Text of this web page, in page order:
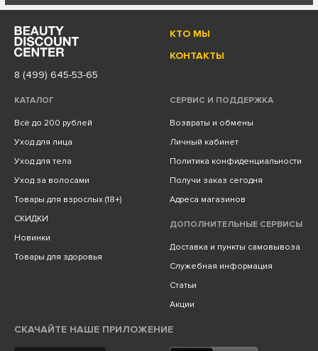
КТО МЫ
КОНТАКТЫ
8 (499) 645-53-65
КАТАЛОГ
Всё до 200 рублей
Уход для лица
Уход для тела
Уход за волосами
Товары для взрослых (18+)
СКИДКИ
Новинки
Товары для здоровья
СЕРВИС И ПОДДЕРЖКА
Возвраты и обмены
Личный кабинет
Политика конфиденциальности
Получи заказ сегодня
Адреса магазинов
ДОПОЛНИТЕЛЬНЫЕ СЕРВИСЫ
Доставка и пункты самовывоза
Служебная информация
Статьи
Акции
СКАЧАЙТЕ НАШЕ ПРИЛОЖЕНИЕ